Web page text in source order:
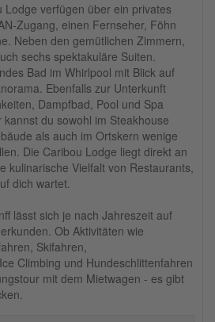
Lodge verfügen über ein privates
Zugang, einen Fernseher, Föhn
Neben den gemütlichen Zimmern,
sechs spektakuläre Suiten.
Bad im Whirlpool mit Blick auf
Ebenfalls zur Unterkunft
Dampfbad, Pool und Spa
du sowohl im Steakhouse
als auch im Ortskern wenige
Die Caribou Lodge liegt direkt an
kulinarische Vielfalt von Restaurants,
dich wartet.
lässt sich je nach Jahreszeit auf
Ob Aktivitäten wie
Skifahren,
Climbing und Hundeschlittenfahren
mit dem Mietwagen - es gibt